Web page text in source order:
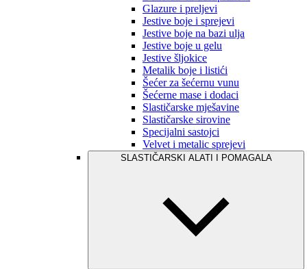
Glazure i preljevi
Jestive boje i sprejevi
Jestive boje na bazi ulja
Jestive boje u gelu
Jestive šljokice
Metalik boje i listići
Šećer za šećernu vunu
Šećerne mase i dodaci
Slastičarske mješavine
Slastičarske sirovine
Specijalni sastojci
Velvet i metalic sprejevi
SLASTIČARSKI ALATI I POMAGALA